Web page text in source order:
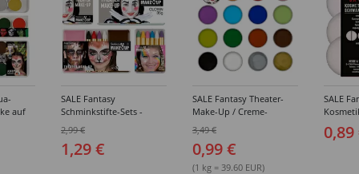
auf
SALE Fantasy
Schminkstifte-Sets -
Ausführungen
2,99 €
1,29 €
SALE Fantasy Theater-
Make-Up / Creme-
25g - Verschiedene
Karnevalsfarben
3,49 €
0,99 €
(1 kg = 39.60 EUR)
SALE
0,89